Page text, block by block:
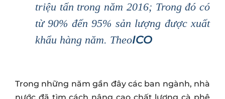
triệu tấn trong năm 2016; Trong đó có
từ 90% đến 95% sản lượng được xuất
khẩu hàng năm. TheoICO
Trong những năm gần đây các ban ngành, nhà
nước đã tìm cách nâng cao chất lượng cà phê